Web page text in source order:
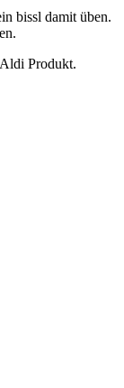
bissl damit üben.
Produkt.